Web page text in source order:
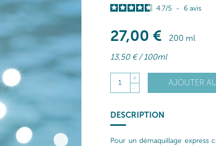
4.7/5 - 6 avis
27,00 €
200 ml
13,50 €/ 100ml
1
+
-
AJOUTER
DESCRIPTION
Pour un démaquillage express